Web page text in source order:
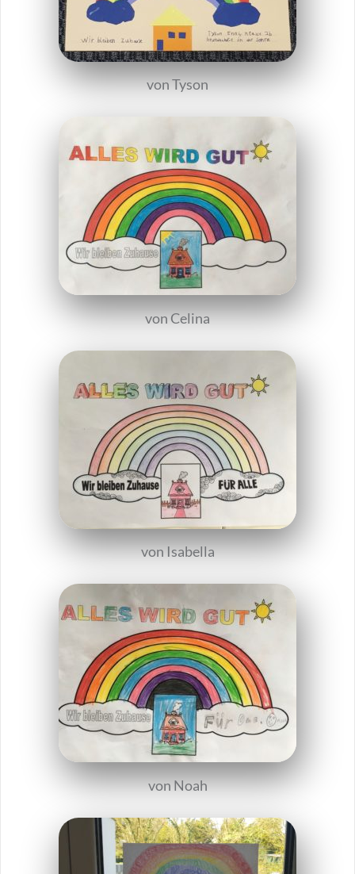
von Tyson
von Celina
von Isabella
von Noah